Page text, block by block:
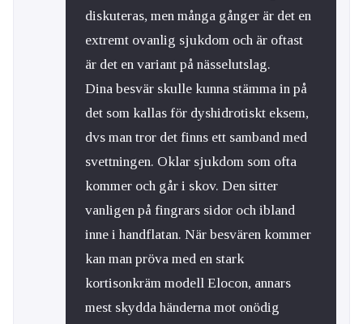
diskuteras, men många gånger är det en
extremt ovanlig sjukdom och är oftast
är det en variant på nässelutslag.
Dina besvär skulle kunna stämma in på
det som kallas för dyshidrotiskt eksem,
dvs man tror det finns ett samband med
svettningen. Oklar sjukdom som ofta
kommer och går i skov. Den sitter
vanligen på fingrars sidor och ibland
inne i handflatan. När besvären kommer
kan man pröva med en stark
kortisonkräm modell Elocon, annars
mest skydda händerna mot onödig